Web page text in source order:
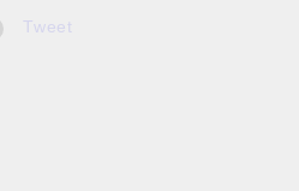
Tweet